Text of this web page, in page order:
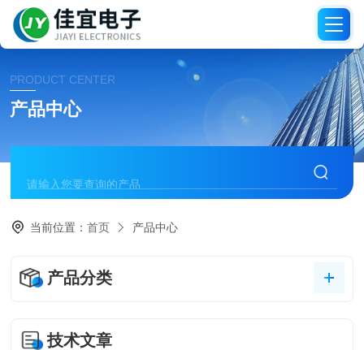
PRODUCT CENTER
产品中心
当前位置：首页 产品中心
产品分类
技术文章